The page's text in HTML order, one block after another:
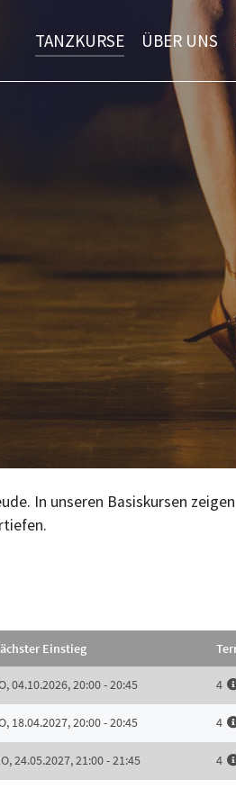
TANZKURSE ÜBER UNS
In unseren Basiskursen